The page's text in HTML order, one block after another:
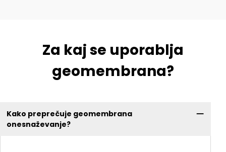
Za kaj se uporablja
geomembrana?
Kako preprečuje geomembrana
onesnaževanje?